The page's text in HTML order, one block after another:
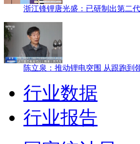
浙江锋锂唐光盛：已研制出第二
陈立泉：推动锂电突围 从跟跑到
行业数据
行业报告